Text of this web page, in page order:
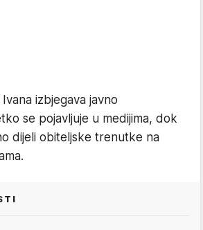
izbjegava javno
se pojavljuje u medijima, dok
dijeli obiteljske trenutke na